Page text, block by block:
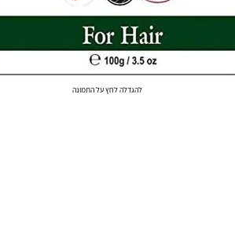
להגדלה לחץ על התמונה